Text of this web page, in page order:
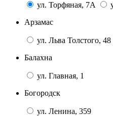
ул. Торфяная, 7А
Арзамас
ул. Льва Толстого, 48
Балахна
ул. Главная, 1
Богородск
ул. Ленина, 359